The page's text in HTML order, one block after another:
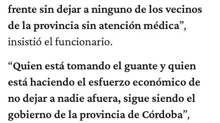
frente sin dejar a ninguno de los vecinos
de la provinciasin atención médica”,
insistió el funcionario.
“Quien está tomando el guante y quien
está haciendo el esfuerzo económico de
no dejar a nadie afuera, sigue siendo el
gobierno de la provincia de Córdoba”,